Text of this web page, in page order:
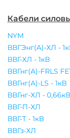
Кабели
NYM
ВВГЭнг(A)-ХЛ -
ВВГ-ХЛ - 1кВ
ВВГнг(A)-FRLS
ВВГнг(A)-LS - 1кВ
ВВГнг-ХЛ - 0,66кВ
ВВГ-П-ХЛ
ВВГ-Т - 1кВ
ВВГз-ХЛ